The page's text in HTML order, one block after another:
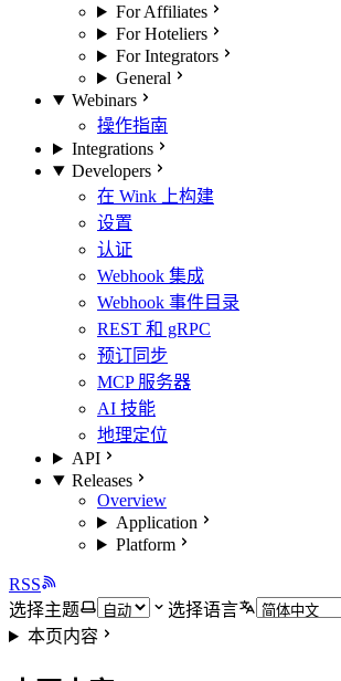
For Affiliates
For Hoteliers
For Integrators
General
Webinars
操作指南
Integrations
Developers
在 Wink 上构建
设置
认证
Webhook 集成
Webhook 事件目录
REST 和 gRPC
预订同步
MCP 服务器
AI 技能
地理定位
API
Releases
Overview
Application
Platform
RSS
选择主题
选择语言
本页内容